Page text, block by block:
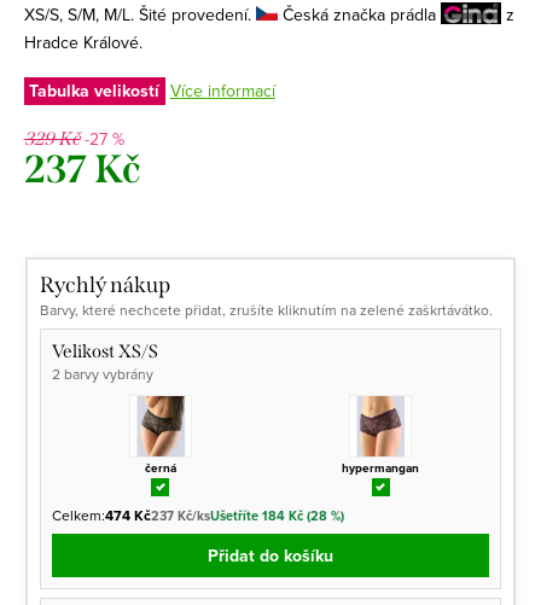
XS/S, S/M, M/L. Šité provedení. Česká značka prádla
z
Hradce Králové.
Tabulka velikostí Více informací
329 Kč-27 %
237 Kč
Rychlý nákup
Barvy, které nechcete přidat, zrušíte kliknutím na zelené zaškrtávátko.
Velikost XS/S
2 barvy vybrány
černá hypermangan
Celkem:474 Kč237 Kč/ksUšetříte 184 Kč (28 %)
Přidat do košíku